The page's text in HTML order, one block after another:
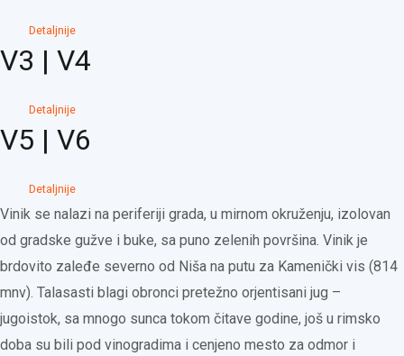
Detaljnije
V3 | V4
Detaljnije
V5 | V6
Detaljnije
Vinik se nalazi na periferiji grada, u mirnom okruženju, izolovan
od gradske gužve i buke, sa puno zelenih površina. Vinik je
brdovito zaleđe severno od Niša na putu za Kamenički vis (814
mnv). Talasasti blagi obronci pretežno orjentisani jug –
jugoistok, sa mnogo sunca tokom čitave godine, još u rimsko
doba su bili pod vinogradima i cenjeno mesto za odmor i